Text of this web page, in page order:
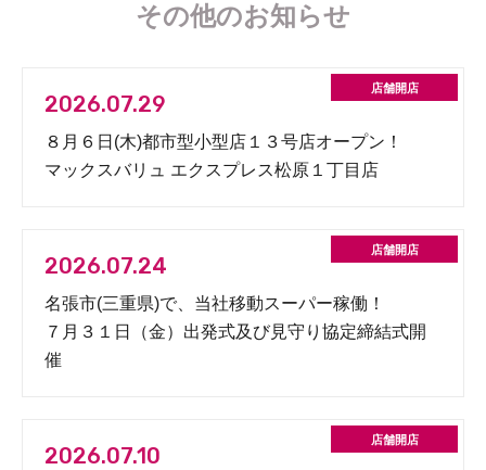
その他のお知らせ
2026.07.29
８月６日(木)都市型小型店１３号店オープン！
マックスバリュ エクスプレス松原１丁目店
2026.07.24
名張市(三重県)で、当社移動スーパー稼働！
７月３１日（金）出発式及び見守り協定締結式開
催
2026.07.10